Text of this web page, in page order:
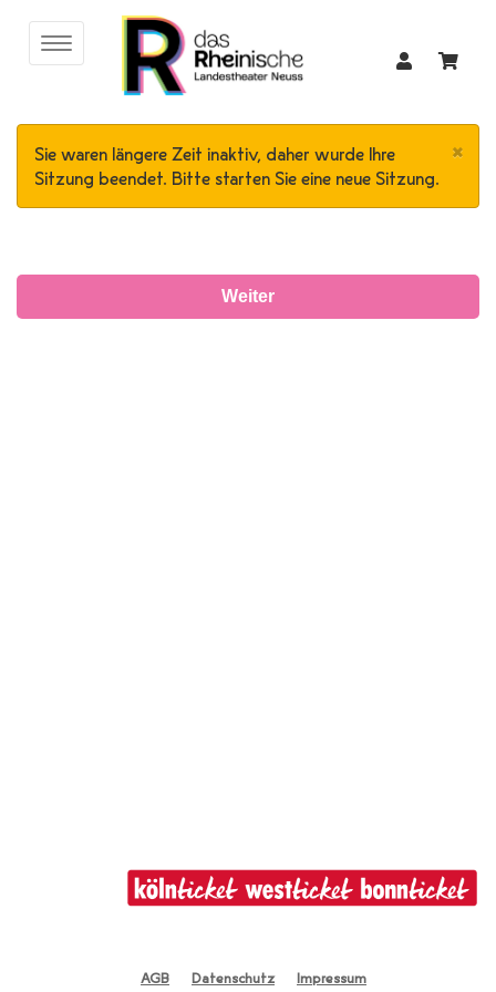
×
Sie waren längere Zeit inaktiv, daher wurde Ihre
Sitzung beendet. Bitte starten Sie eine neue Sitzung.
Weiter
AGB Datenschutz Impressum